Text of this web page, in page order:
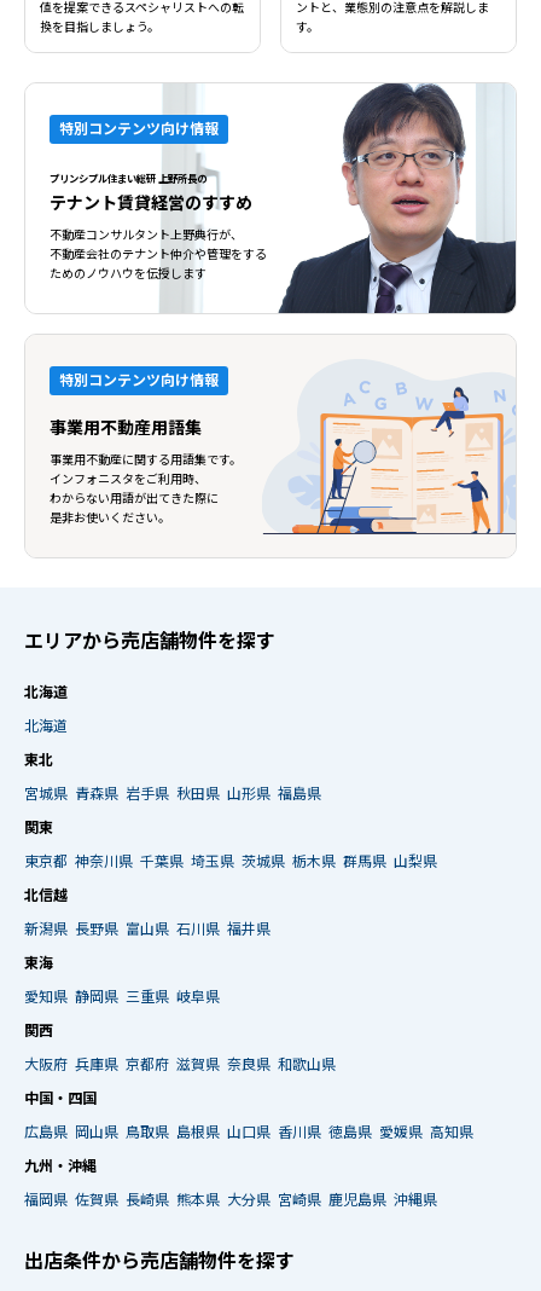
値を提案できるスペシャリストへの転
換を目指しましょう。
ントと、業態別の注意点を解説しま
す。
特別コンテンツ向け情報
プリンシプル住まい総研 上野所長の
テナント賃貸経営のすすめ
不動産コンサルタント上野典行が、
不動産会社のテナント仲介や管理をする
ためのノウハウを伝授します
特別コンテンツ向け情報
事業用不動産用語集
事業用不動産に関する用語集です。
インフォニスタをご利用時、
わからない用語が出てきた際に
是非お使いください。
エリアから売店舗物件を探す
北海道
北海道
東北
宮城県 青森県 岩手県 秋田県 山形県 福島県
関東
東京都 神奈川県 千葉県 埼玉県 茨城県 栃木県 群馬県 山梨県
北信越
新潟県 長野県 富山県 石川県 福井県
東海
愛知県 静岡県 三重県 岐阜県
関西
大阪府 兵庫県 京都府 滋賀県 奈良県 和歌山県
中国・四国
広島県 岡山県 鳥取県 島根県 山口県 香川県 徳島県 愛媛県 高知県
九州・沖縄
福岡県 佐賀県 長崎県 熊本県 大分県 宮崎県 鹿児島県 沖縄県
出店条件から売店舗物件を探す